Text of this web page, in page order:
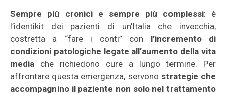
Sempre più cronici e sempre più complessi: è
l’identikit dei pazienti di un’Italia che invecchia,
costretta a “fare i conti” con l’incremento di
condizioni patologiche legate all’aumento della vita
media che richiedono cure a lungo termine. Per
affrontare questa emergenza, servono strategie che
accompagnino il paziente non solo nel trattamento